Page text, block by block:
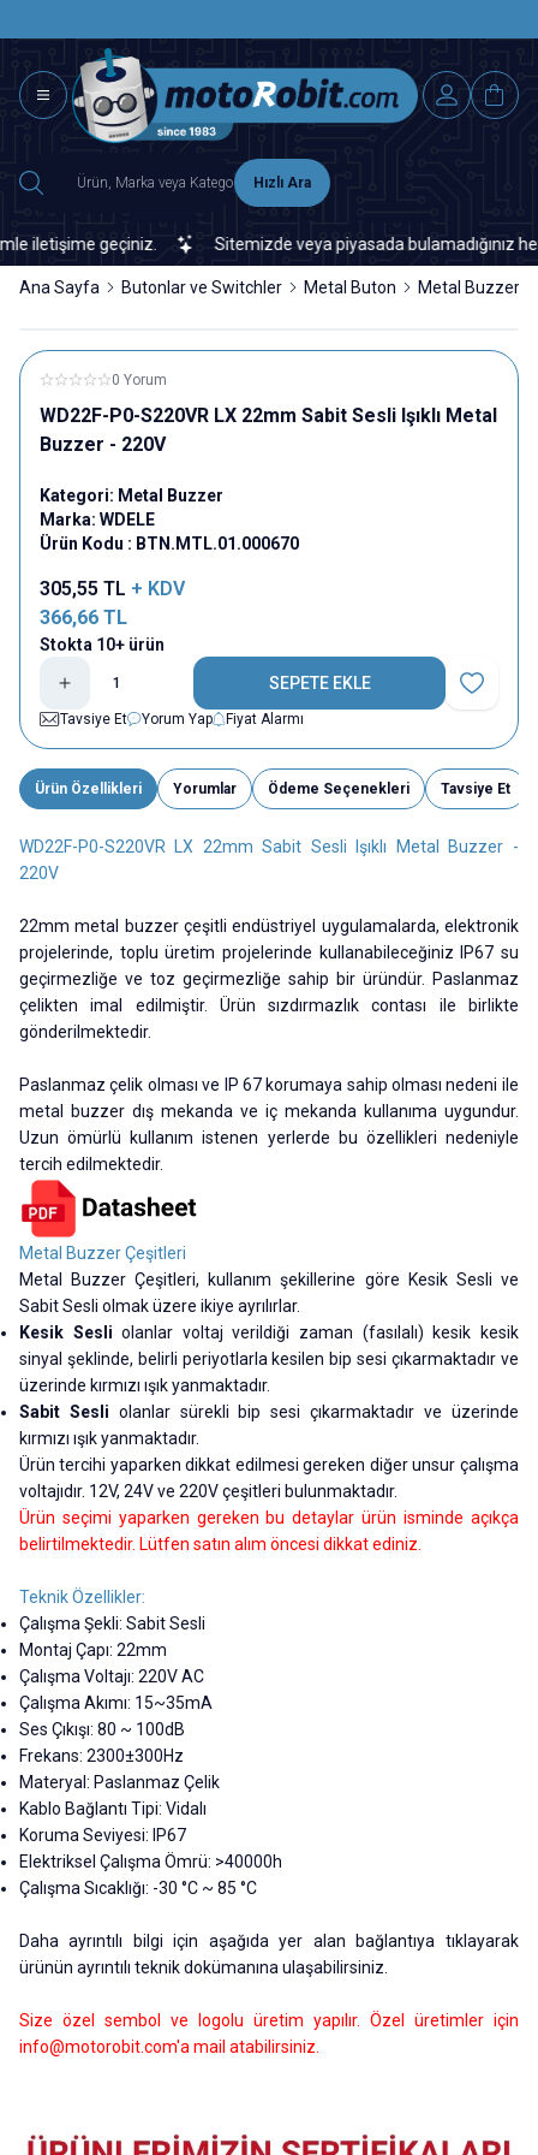
Hızlı Ara
geçiniz. Sitemizde veya piyasada bulamadığınız her
Ana Sayfa Butonlar ve Switchler Metal Buton Metal Buzzer
0 Yorum
WD22F-P0-S220VR LX 22mm Sabit Sesli Işıklı Metal
Buzzer - 220V
Kategori: Metal Buzzer
Marka: WDELE
Ürün Kodu : BTN.MTL.01.000670
305,55 TL + KDV
366,66 TL
Stokta 10+ ürün
SEPETE EKLE
Favoriye
Tavsiye Et
Yorum Yap Fiyat Alarmı
Ürün Özellikleri Yorumlar Ödeme Seçenekleri Tavsiye Et
WD22F-P0-S220VR LX 22mm Sabit Sesli Işıklı Metal Buzzer -
220V
22mm metal buzzer çeşitli endüstriyel uygulamalarda, elektronik
projelerinde, toplu üretim projelerinde kullanabileceğiniz IP67 su
geçirmezliğe ve toz geçirmezliğe sahip bir üründür. Paslanmaz
çelikten imal edilmiştir. Ürün sızdırmazlık contası ile birlikte
gönderilmektedir.
Paslanmaz çelik olması ve IP 67 korumaya sahip olması nedeni ile
metal buzzer dış mekanda ve iç mekanda kullanıma uygundur.
Uzun ömürlü kullanım istenen yerlerde bu özellikleri nedeniyle
tercih edilmektedir.
Metal Buzzer Çeşitleri
Metal Buzzer Çeşitleri, kullanım şekillerine göre Kesik Sesli ve
Sabit Sesli olmak üzere ikiye ayrılırlar.
Kesik Sesliolanlar voltaj verildiği zaman (fasılalı) kesik kesik
sinyal şeklinde, belirli periyotlarla kesilen bip sesi çıkarmaktadır ve
üzerinde kırmızı ışık yanmaktadır.
Sabit Sesli olanlar sürekli bip sesi çıkarmaktadır ve üzerinde
kırmızı ışık yanmaktadır.
Ürün tercihi yaparken dikkat edilmesi gereken diğer unsur çalışma
voltajıdır. 12V, 24V ve 220V çeşitleri bulunmaktadır.
Ürün seçimi yaparken gereken bu detaylar ürün isminde açıkça
belirtilmektedir. Lütfen satın alım öncesi dikkat ediniz.
Teknik Özellikler:
Çalışma Şekli: Sabit Sesli
Montaj Çapı: 22mm
Çalışma Voltajı: 220V AC
Çalışma Akımı: 15~35mA
Ses Çıkışı: 80 ~ 100dB
Frekans: 2300±300Hz
Materyal: Paslanmaz Çelik
Kablo Bağlantı Tipi: Vidalı
Koruma Seviyesi: IP67
Elektriksel Çalışma Ömrü: >40000h
Çalışma Sıcaklığı: -30 °C ~ 85 °C
Daha ayrıntılı bilgi için aşağıda yer alan bağlantıya tıklayarak
ürünün ayrıntılı teknik dokümanına ulaşabilirsiniz.
Size özel sembol ve logolu üretim yapılır. Özel üretimler için
info@motorobit.com'a mail atabilirsiniz.